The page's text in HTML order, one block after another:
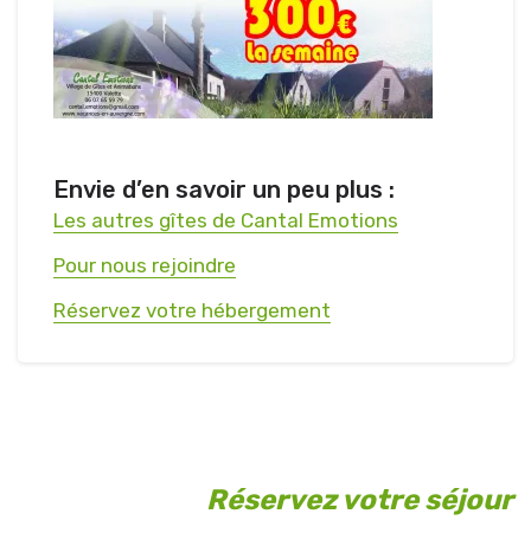
Envie d’en savoir un peu plus :
Les autres gîtes de Cantal Emotions
Pour nous rejoindre
Réservez votre hébergement
Réservez votre séjour